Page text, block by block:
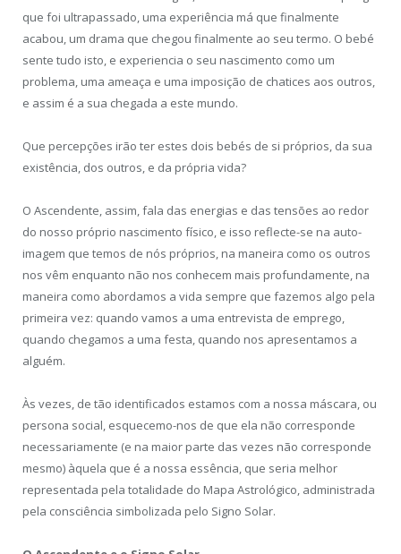
que foi ultrapassado, uma experiência má que finalmente
acabou, um drama que chegou finalmente ao seu termo. O bebé
sente tudo isto, e experiencia o seu nascimento como um
problema, uma ameaça e uma imposição de chatices aos outros,
e assim é a sua chegada a este mundo.
Que percepções irão ter estes dois bebés de si próprios, da sua
existência, dos outros, e da própria vida?
O Ascendente, assim, fala das energias e das tensões ao redor
do nosso próprio nascimento físico, e isso reflecte-se na auto-
imagem que temos de nós próprios, na maneira como os outros
nos vêm enquanto não nos conhecem mais profundamente, na
maneira como abordamos a vida sempre que fazemos algo pela
primeira vez: quando vamos a uma entrevista de emprego,
quando chegamos a uma festa, quando nos apresentamos a
alguém.
Às vezes, de tão identificados estamos com a nossa máscara, ou
persona social, esquecemo-nos de que ela não corresponde
necessariamente (e na maior parte das vezes não corresponde
mesmo) àquela que é a nossa essência, que seria melhor
representada pela totalidade do Mapa Astrológico, administrada
pela consciência simbolizada pelo Signo Solar.